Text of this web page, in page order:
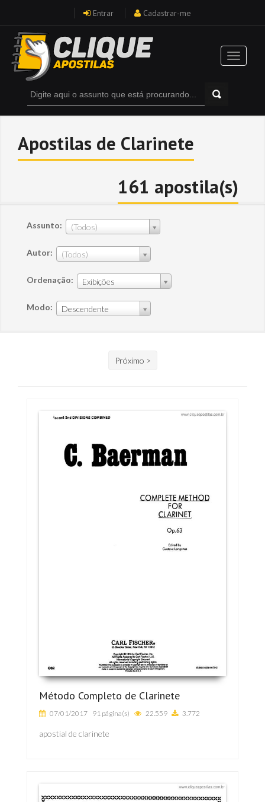
Entrar Cadastrar-me
Apostilas de Clarinete
161 apostila(s)
Assunto: (Todos)
Autor: (Todos)
Ordenação: Exibições
Modo: Descendente
Próximo >
Método Completo de Clarinete
07/01/2017 91 página(s) 22.559 3.772
apostial de clarinete